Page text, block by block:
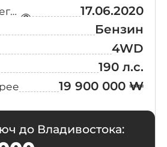
Дата первой регистрации 17.06.2020
Бензин
4WD
190 л.с.
19 900 000 ₩
до Владивостока: